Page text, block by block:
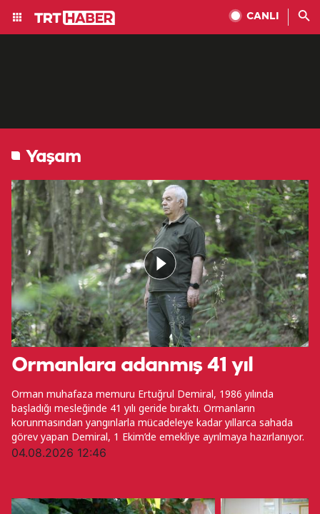
CANLI
Yaşam
Ormanlara adanmış 41 yıl
Orman muhafaza memuru Ertuğrul Demiral, 1986 yılında
başladığı mesleğinde 41 yılı geride bıraktı. Ormanların
korunmasından yangınlarla mücadeleye kadar yıllarca sahada
görev yapan Demiral, 1 Ekim’de emekliye ayrılmaya hazırlanıyor.
04.08.2026 12:46